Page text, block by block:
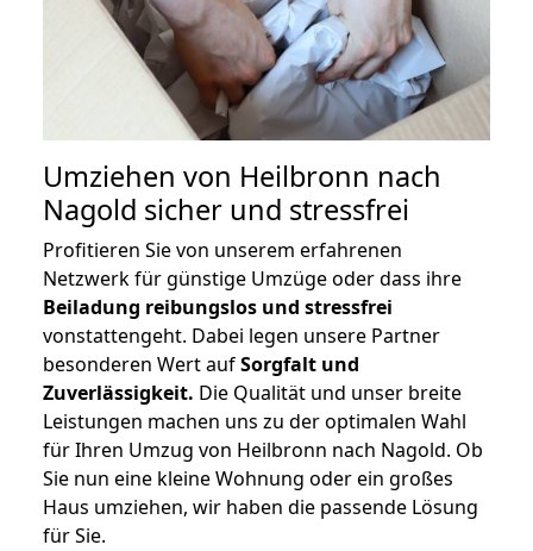
Umziehen von Heilbronn nach
Nagold sicher und stressfrei
Profitieren Sie von unserem erfahrenen
Netzwerk für günstige Umzüge oder dass ihre
Beiladung reibungslos und stressfrei
vonstattengeht. Dabei legen unsere Partner
besonderen Wert aufSorgfalt und
Zuverlässigkeit. Die Qualität und unser breite
Leistungen machen uns zu der optimalen Wahl
für Ihren Umzug von Heilbronn nach Nagold. Ob
Sie nun eine kleine Wohnung oder ein großes
Haus umziehen, wir haben die passende Lösung
für Sie.